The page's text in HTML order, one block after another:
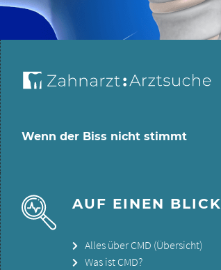
Wenn der Biss nicht stimmt
AUF EINEN BLICK
Alles über CMD (Übersicht)
Was ist CMD?